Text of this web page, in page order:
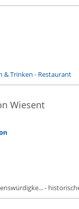
& Trinken - Restaurant
Wiesent
-